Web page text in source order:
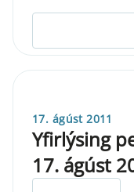
17. ágúst 2011
Yfirlýsing
17. ágúst